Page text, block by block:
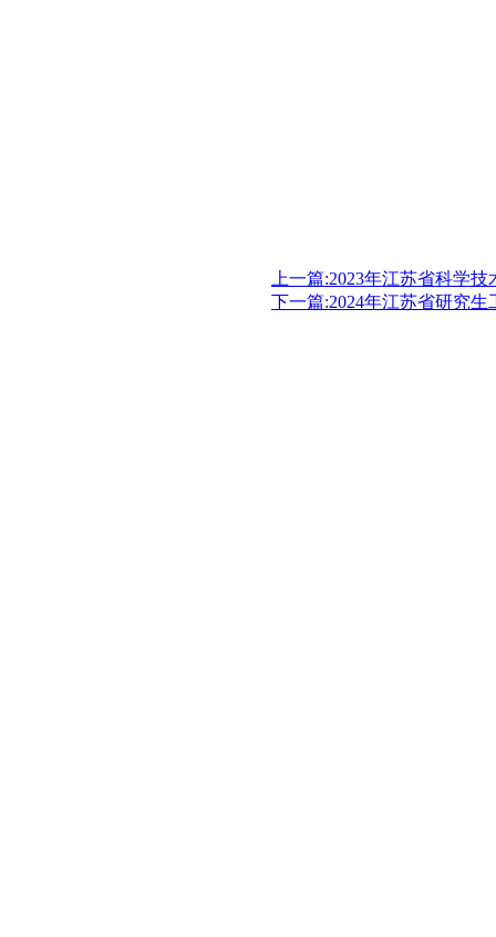
上一篇:2023年江苏省科学
下一篇:2024年江苏省研究生